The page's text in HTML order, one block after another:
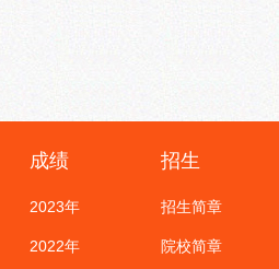
成绩
2023年
2022年
招生
招生简章
院校简章